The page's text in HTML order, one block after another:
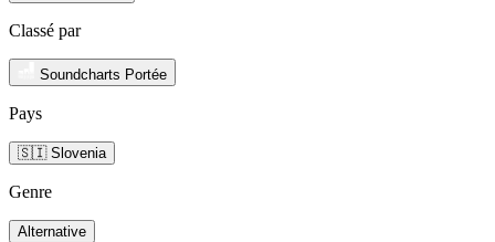
Classé par
Soundcharts Portée
Pays
🇸🇮 Slovenia
Genre
Alternative